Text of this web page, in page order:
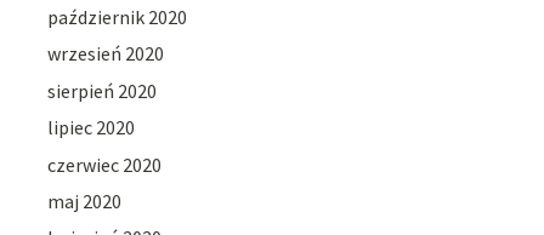
październik 2020
wrzesień 2020
sierpień 2020
lipiec 2020
czerwiec 2020
maj 2020